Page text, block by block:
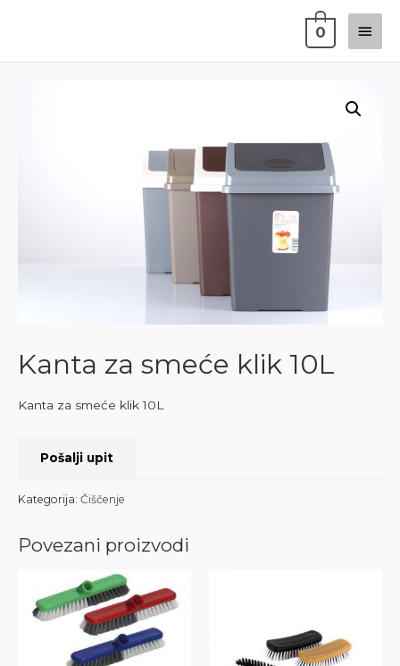
0
Kanta za smeće klik 10L
Kanta za smeće klik 10L
Pošalji upit
Kategorija: Čiščenje
Povezani proizvodi